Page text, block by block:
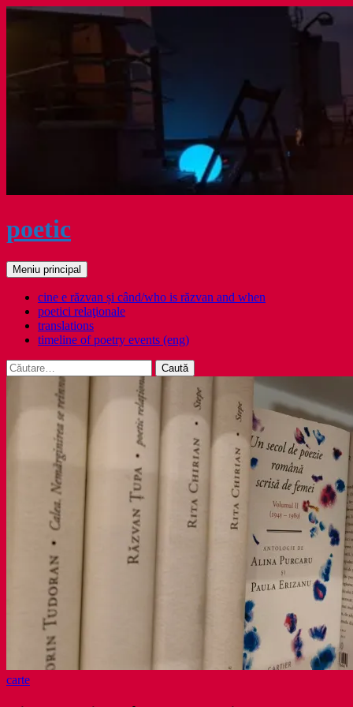
Sari
poetic
Caută
Meniu principal
cine e răzvan și când/who is răzvan and when
poetici relaţionale
translations
timeline of poetry events (eng)
Caută
după:
carte